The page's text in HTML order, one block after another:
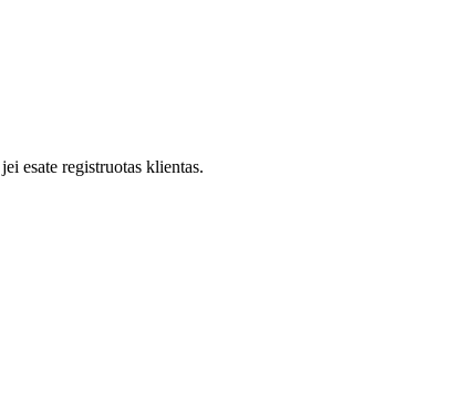
jei esate registruotas klientas.